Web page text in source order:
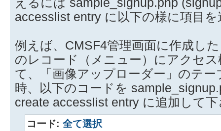
accesslist entry に以下の様に項目
例えば、CMSF4管理画面に作成し
のレコード（メニュー）にアクセ
て、「画像アップローダー」のテ
時、以下のコードを
create accesslist entry に追加して
コード: 全て選択